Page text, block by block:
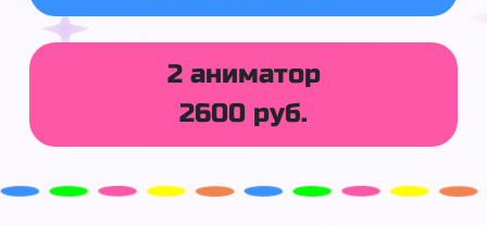
2 аниматор
2600 руб.